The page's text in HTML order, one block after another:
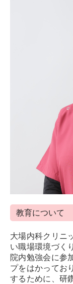
教育について
大場内科クリニ
い職場環境づく
院内勉強会に参
プをはかってお
するために、研